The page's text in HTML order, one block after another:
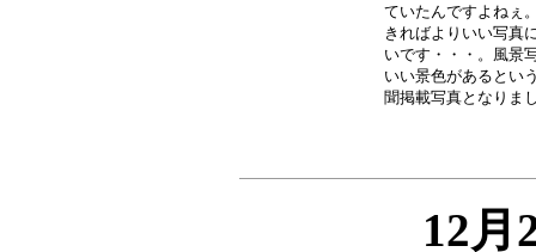
ていたんですよねぇ
きればよりいい写真
いです・・・。風景
いい景色があるとい
12月